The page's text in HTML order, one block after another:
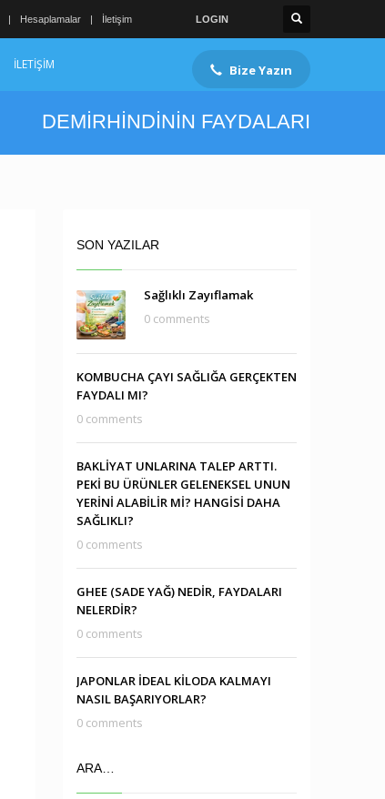
Hesaplamalar İletişim LOGIN
İLETİŞİM Bize Yazın
DEMİRHİNDİNİN FAYDALARI
SON YAZILAR
Sağlıklı Zayıflamak
0 comments
KOMBUCHA ÇAYI SAĞLIĞA GERÇEKTEN
FAYDALI MI?
0 comments
BAKLİYAT UNLARINA TALEP ARTTI.
PEKİ BU ÜRÜNLER GELENEKSEL UNUN
YERİNİ ALABİLİR Mİ? HANGİSİ DAHA
SAĞLIKLI?
0 comments
GHEE (SADE YAĞ) NEDİR, FAYDALARI
NELERDİR?
0 comments
JAPONLAR İDEAL KİLODA KALMAYI
NASIL BAŞARIYORLAR?
0 comments
ARA…